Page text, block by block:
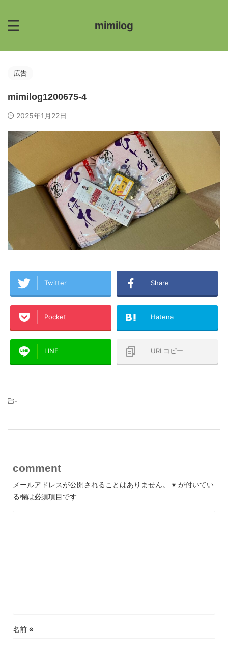
mimilog
広告
mimilog1200675-4
2025年1月22日
Twitter Share
Pocket Hatena
LINE URLコピー
-
comment
メールアドレスが公開されることはありません。 ※ が付いてい
る欄は必須項目です
名前 ※